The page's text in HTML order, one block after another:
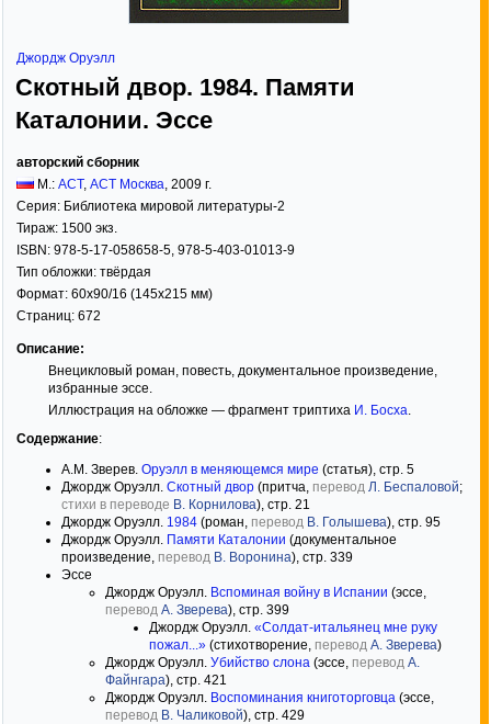
Джордж Оруэлл
Скотный двор. 1984. Памяти
Каталонии. Эссе
авторский сборник
М.: АСТ, АСТ Москва, 2009 г.
Серия: Библиотека мировой литературы-2
Тираж: 1500 экз.
ISBN: 978-5-17-058658-5, 978-5-403-01013-9
Тип обложки: твёрдая
Формат: 60x90/16 (145x215 мм)
Страниц: 672
Описание:
Внецикловый роман, повесть, документальное произведение,
избранные эссе.
Иллюстрация на обложке — фрагмент триптиха И. Босха.
Содержание:
А.М. Зверев. Оруэлл в меняющемся мире (статья), стр. 5
Джордж Оруэлл. Скотный двор (притча, перевод Л. Беспаловой;
стихи в переводе В. Корнилова), стр. 21
Джордж Оруэлл. 1984 (роман, перевод В. Голышева), стр. 95
Джордж Оруэлл. Памяти Каталонии (документальное
произведение, перевод В. Воронина), стр. 339
Эссе
Джордж Оруэлл. Вспоминая войну в Испании (эссе,
перевод А. Зверева), стр. 399
Джордж Оруэлл. «Солдат-итальянец мне руку
пожал...» (стихотворение, перевод А. Зверева)
Джордж Оруэлл. Убийство слона (эссе, перевод А.
Файнгара), стр. 421
Джордж Оруэлл. Воспоминания книготорговца (эссе,
перевод В. Чаликовой), стр. 429